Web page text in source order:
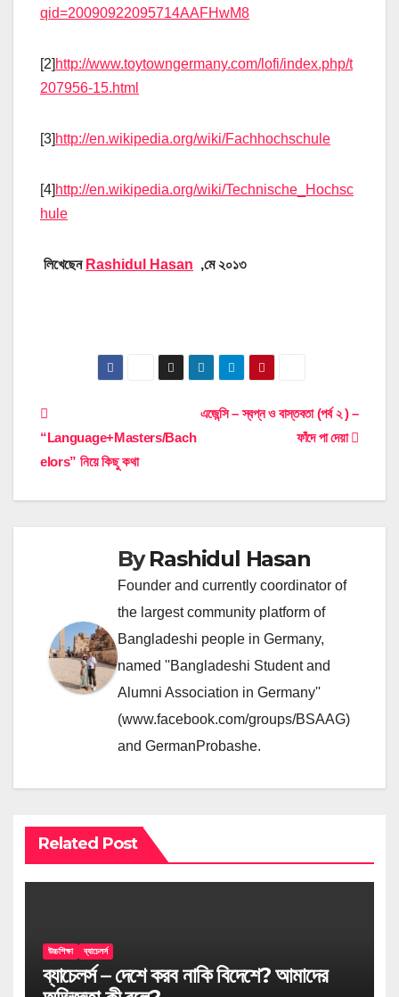
qid=20090922095714AAFHwM8
[2] http://www.toytowngermany.com/lofi/index.php/t
207956-15.html
[3] http://en.wikipedia.org/wiki/Fachhochschule
[4] http://en.wikipedia.org/wiki/Technische_Hochsc
hule
লিখেছেন Rashidul Hasan ,মে ২০১৩
Post
navigation
এজেন্সি – স্বপ্ন ও বাস্তবতা (পর্ব ২ ) –
ফাঁদে পা দেয়া
“Language+Masters/Bach
elors” নিয়ে কিছু কথা
ByRashidul Hasan
Founder and currently coordinator of
the largest community platform of
Bangladeshi people in Germany,
named ''Bangladeshi Student and
Alumni Association in Germany''
(www.facebook.com/groups/BSAAG)
and GermanProbashe.
Related Post
উচ্চশিক্ষা ব্যাচেলর্স
ব্যাচেলর্স – দেশে করব নাকি বিদেশে? আমাদের